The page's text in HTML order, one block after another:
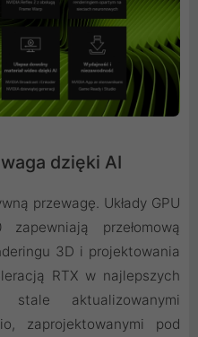
dzięki AI
przewagę. Układy GPU
przełomową
3D i projektowania
RTX w najlepszych
stale aktualizowanymi
zaprojektowanymi pod